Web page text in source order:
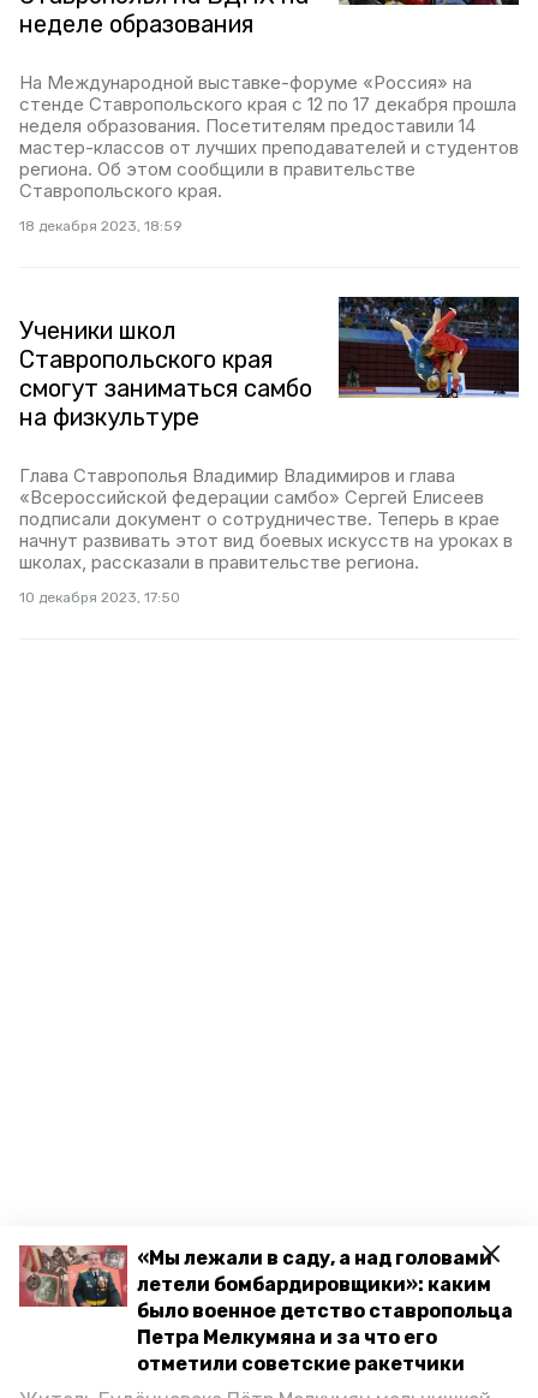
«Мы лежали в саду, а над головами
летели бомбардировщики»: каким
было военное детство ставропольца
Петра Мелкумяна и за что его
отметили советские ракетчики
неделе образования
На Международной выставке-форуме «Россия» на
стенде Ставропольского края с 12 по 17 декабря прошла
неделя образования. Посетителям предоставили 14
мастер-классов от лучших преподавателей и студентов
региона. Об этом сообщили в правительстве
Ставропольского края.
18 декабря 2023, 18:59
Ученики школ
Ставропольского края
смогут заниматься самбо
на физкультуре
Глава Ставрополья Владимир Владимиров и глава
«Всероссийской федерации самбо» Сергей Елисеев
подписали документ о сотрудничестве. Теперь в крае
начнут развивать этот вид боевых искусств на уроках в
школах, рассказали в правительстве региона.
10 декабря 2023, 17:50